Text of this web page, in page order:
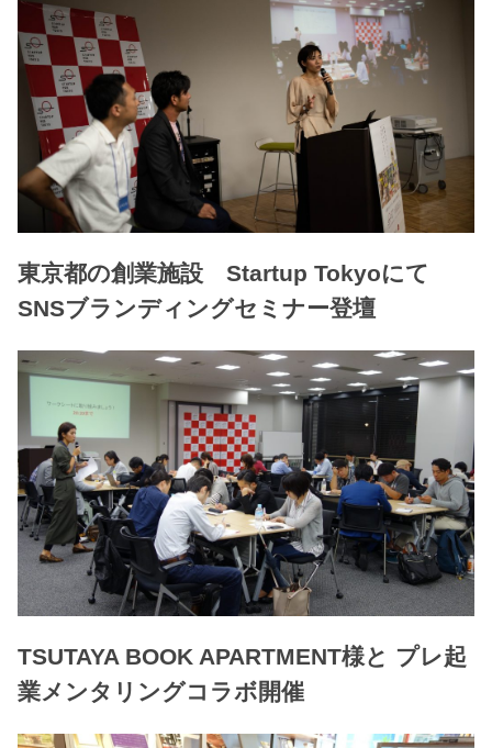
東京都の創業施設 Startup Tokyoにて
SNSブランディングセミナー登壇
TSUTAYA BOOK APARTMENT様と プレ起
業メンタリングコラボ開催